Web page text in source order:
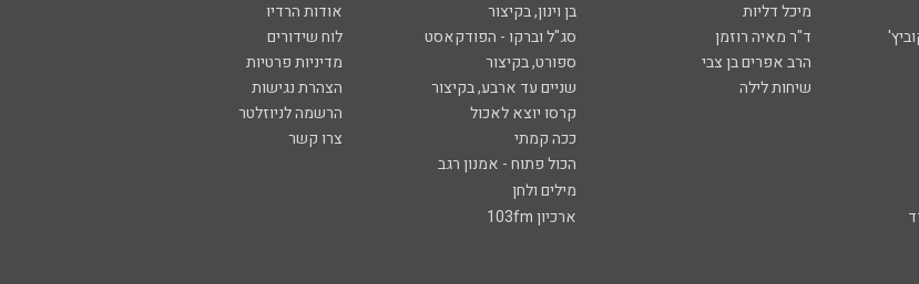
מיכל דליות בן וינון, בקיצור
אודות הרדיו
ד"ר מאיה רוזמן סג"ל וברקו - הפודקאסט
לוח שידורים
הרב אפרים בן צבי ספורט, בקיצור
מדיניות פרטיות
שיחות לילה שניים עד ארבע, בקיצור
הצהרת נגישות
קרסו יוצא לאכול
הרשמה לניוזלטר
ככה קמתי
צרו קשר
הכול פתוח - אמנון רגב
מילים ולחן
ארכיון 103fm